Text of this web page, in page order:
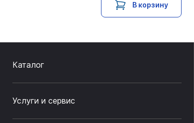
В корзину
Каталог
Услуги и сервис